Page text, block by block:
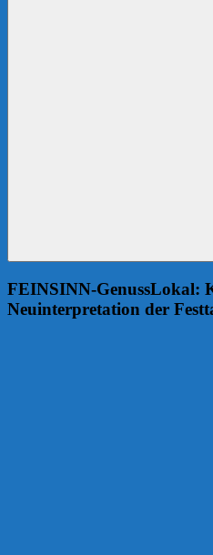
FEINSINN-GenussLokal:
Neuinterpretation der